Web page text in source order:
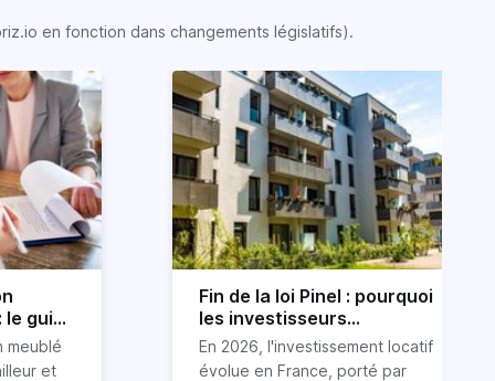
en fonction dans changements législatifs).
guide
meublé
et
Fin de la loi Pinel : pourquoi
les investisseurs
immobiliers se tournent
vers le LLI en 2026
En 2026, l'investissement locatif
évolue en France, porté par